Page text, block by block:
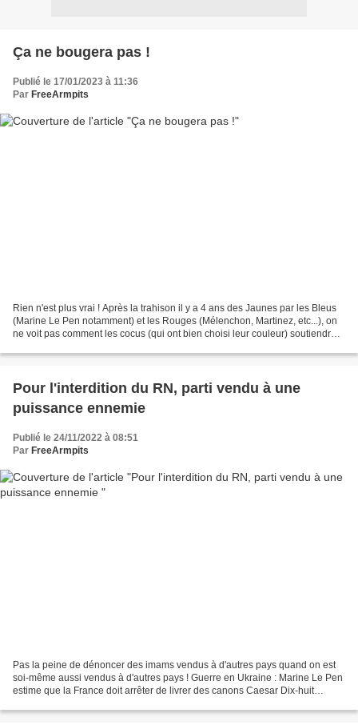
Ça ne bougera pas !
Publié le 17/01/2023 à 11:36
Par FreeArmpits
Rien n'est plus vrai ! Après la trahison il y a 4 ans des Jaunes par les Bleus
(Marine Le Pen notamment) et les Rouges (Mélenchon, Martinez, etc...), on
ne voit pas comment les cocus (qui ont bien choisi leur couleur) soutiendrait
Pour l'interdition du RN, parti vendu à une
puissance ennemie
Publié le 24/11/2022 à 08:51
Par FreeArmpits
Pas la peine de dénoncer des imams vendus à d'autres pays quand on est
soi-même aussi vendus à d'autres pays ! Guerre en Ukraine : Marine Le Pen
estime que la France doit arrêter de livrer des canons Caesar Dix-huit